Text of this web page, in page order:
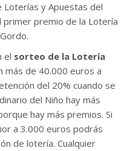
y Apuestas del
primer premio de la Lotería
el sorteo de la Lotería
más de 40.000 euros a
del 20% cuando se
del Niño hay más
hay más premios. Si
a 3.000 euros podrás
de lotería. Cualquier